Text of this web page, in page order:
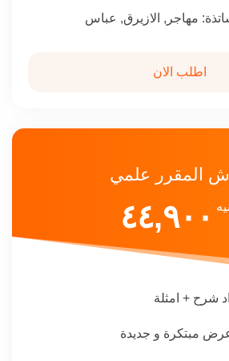
مهاجر, الازيرق, عباس
اطلب الان
المقرر علمي
٤٤,٩٠٠
شرح + امثلة
مبتكرة و جديدة